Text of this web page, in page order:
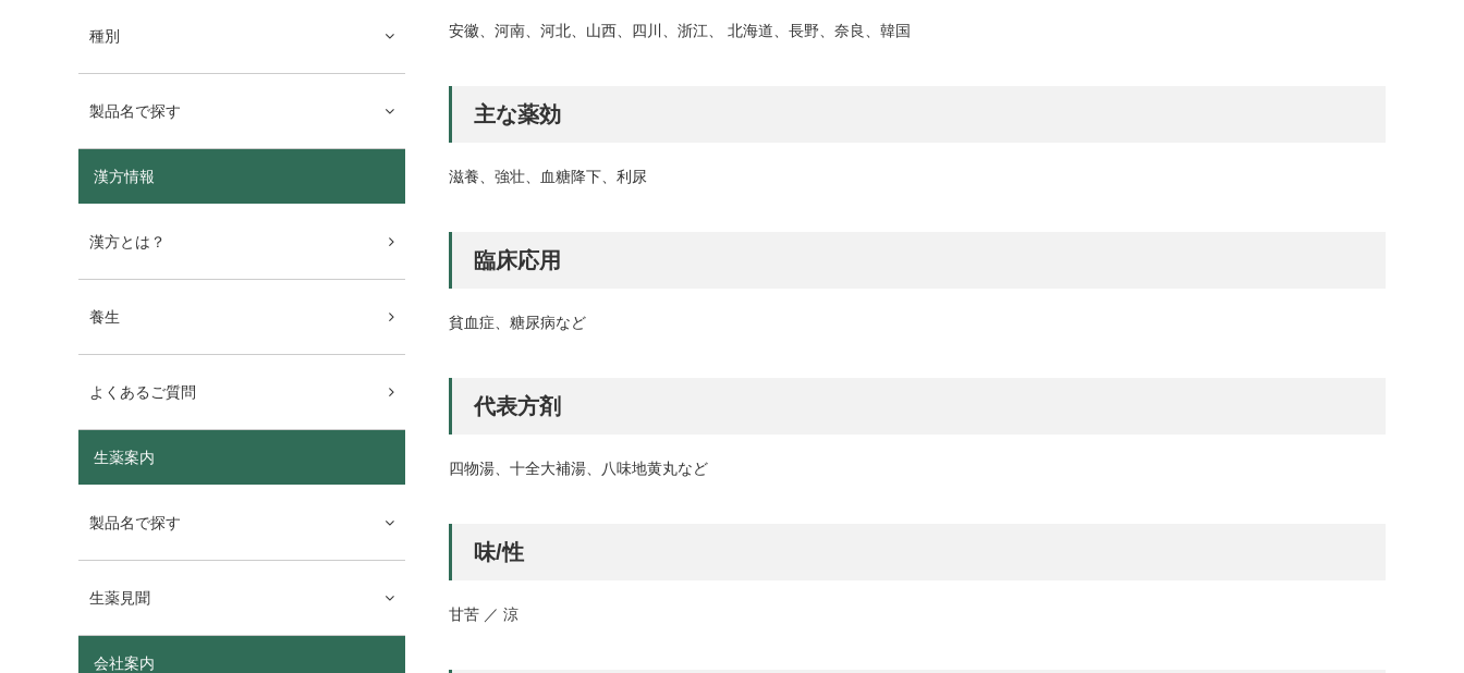
安徽、河南、河北、山西、四川、浙江、 北海道、長野、奈良、韓国
主な薬効
滋養、強壮、血糖降下、利尿
臨床応用
貧血症、糖尿病など
代表方剤
四物湯、十全大補湯、八味地黄丸など
味/性
甘苦 ／ 涼
種別
製品名で探す
漢方情報
漢方とは？
養生
よくあるご質問
生薬案内
製品名で探す
生薬見聞
会社案内